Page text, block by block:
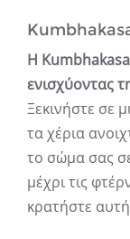
Η
ενισχύοντας
Ξεκινήστε σε
τα χέρια
το σώμα σας
μέχρι τις
κρατήστε